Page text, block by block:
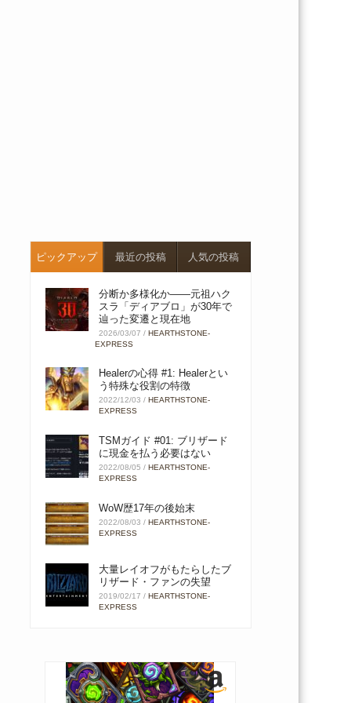
ピックアップ 最近の投稿 人気の投稿
分断か多様化か――元祖ハク
スラ「ディアブロ」が30年で
辿った変遷と現在地
2026/03/07 /HEARTHSTONE-
EXPRESS
Healerの心得 #1: Healerとい
う特殊な役割の特徴
2022/12/03 / HEARTHSTONE-
EXPRESS
TSMガイド #01: ブリザード
に現金を払う必要はない
2022/08/05 /HEARTHSTONE-
EXPRESS
WoW歴17年の後始末
2022/08/03 /HEARTHSTONE-
EXPRESS
大量レイオフがもたらしたブ
リザード・ファンの失望
2019/02/17 /HEARTHSTONE-
EXPRESS